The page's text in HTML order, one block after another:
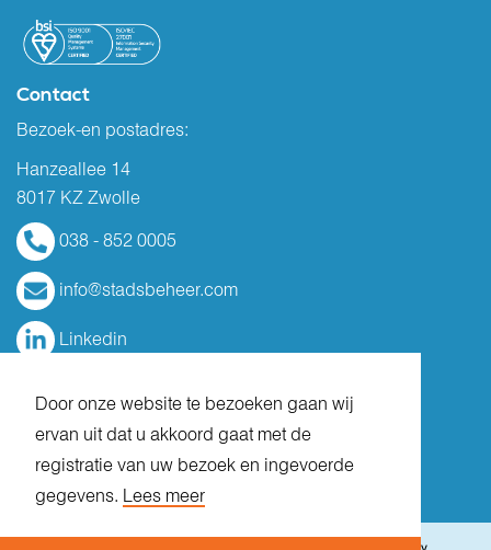
Door onze website te bezoeken gaan wij
ervan uit dat u akkoord gaat met de
registratie van uw bezoek en ingevoerde
gegevens. Lees meer
Contact
Bezoek-en postadres:
Hanzeallee 14
8017 KZ Zwolle
038 - 852 0005
info@stadsbeheer.com
Linkedin